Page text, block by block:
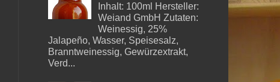
Inhalt: 100ml Hersteller:
Weiand GmbH Zutaten:
Weinessig, 25%
Jalapeño, Wasser, Speisesalz,
Branntweinessig, Gewürzextrakt,
Verd...